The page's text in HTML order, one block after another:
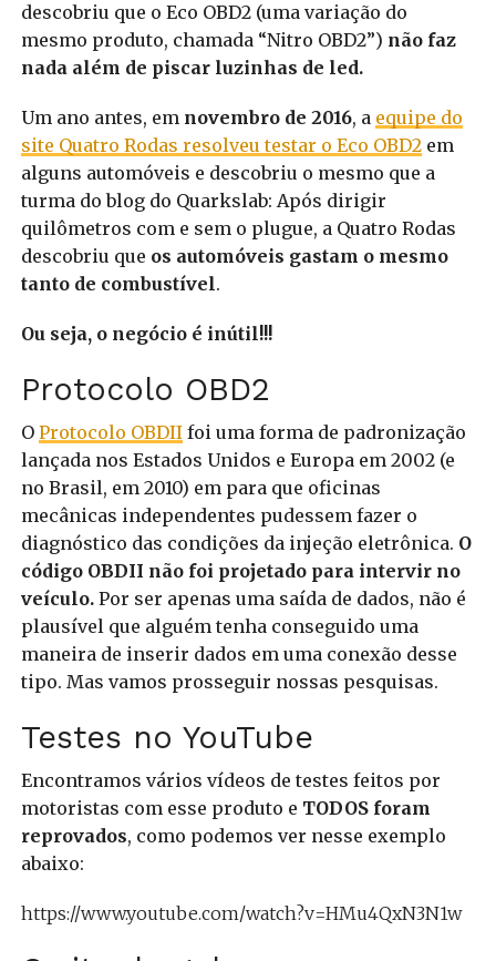
descobriu que o Eco OBD2 (uma variação do
mesmo produto, chamada “Nitro OBD2”) não faz
nada além de piscar luzinhas de led.
Um ano antes, em novembro de 2016, a equipe do
site Quatro Rodas resolveu testar o Eco OBD2em
alguns automóveis e descobriu o mesmo que a
turma do blog do Quarkslab: Após dirigir
quilômetros com e sem o plugue, a Quatro Rodas
descobriu que os automóveis gastam o mesmo
tanto de combustível.
Ou seja, o negócio é inútil!!!
Protocolo OBD2
O Protocolo OBDIIfoi uma forma de padronização
lançada nos Estados Unidos e Europa em 2002 (e
no Brasil, em 2010) em para que oficinas
mecânicas independentes pudessem fazer o
diagnóstico das condições da injeção eletrônica. O
código OBDII não foi projetado para intervir no
veículo.Por ser apenas uma saída de dados, não é
plausível que alguém tenha conseguido uma
maneira de inserir dados em uma conexão desse
tipo. Mas vamos prosseguir nossas pesquisas.
Testes no YouTube
Encontramos vários vídeos de testes feitos por
motoristas com esse produto e TODOS foram
reprovados, como podemos ver nesse exemplo
abaixo:
https://www.youtube.com/watch?v=HMu4QxN3N1w